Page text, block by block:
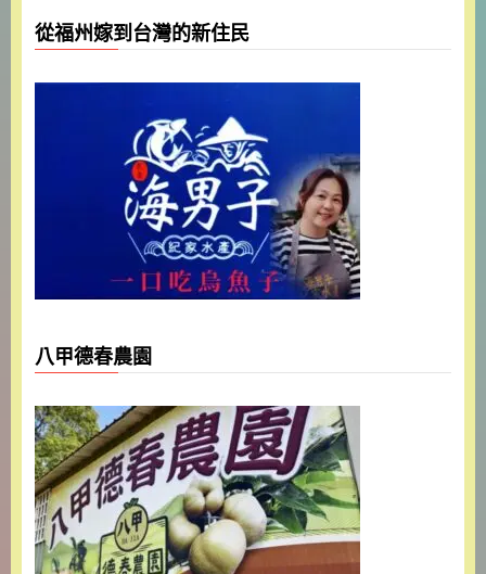
從福州嫁到台灣的新住民
八甲德春農園